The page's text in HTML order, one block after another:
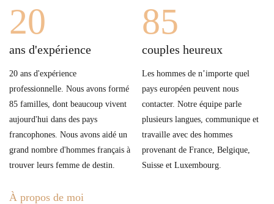
20
ans d'expérience
20 ans d'expérience
professionnelle. Nous avons formé
85 familles, dont beaucoup vivent
aujourd'hui dans des pays
francophones. Nous avons aidé un
grand nombre d'hommes français à
trouver leurs femme de destin.
85
couples heureux
Les hommes de n’importe quel
pays européen peuvent nous
contacter. Notre équipe parle
plusieurs langues, communique et
travaille avec des hommes
provenant de France, Belgique,
Suisse et Luxembourg.
À propos de moi